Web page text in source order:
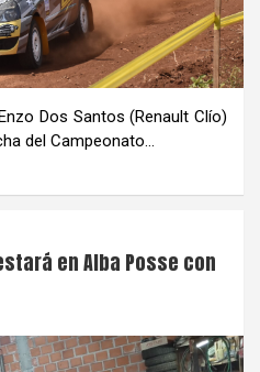
Dos Santos (Renault Clío)
del Campeonato…
en Alba Posse con